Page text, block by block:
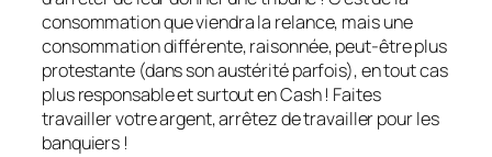
consommation que viendra la relance, mais une
consommation différente, raisonnée, peut-être plus
protestante (dans son austérité parfois), en tout cas
plus responsable et surtout en Cash ! Faites
travailler votre argent, arrêtez de travailler pour les
banquiers !